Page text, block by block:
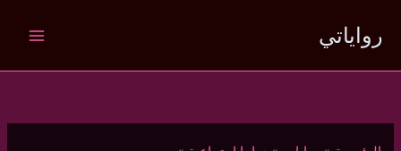
المحتوى
رواياتي